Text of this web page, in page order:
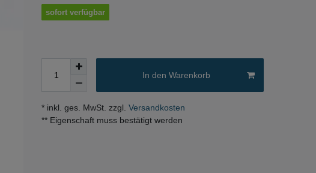
sofort verfügbar
In den Warenkorb
* inkl. ges. MwSt. zzgl. Versandkosten
** Eigenschaft muss bestätigt werden